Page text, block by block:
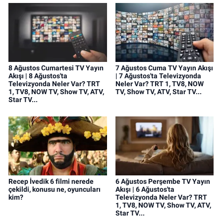
8 Ağustos Cumartesi TV Yayın
Akışı | 8 Ağustos'ta
Televizyonda Neler Var? TRT
1, TV8, NOW TV, Show TV, ATV,
Star TV...
7 Ağustos Cuma TV Yayın Akışı
| 7 Ağustos'ta Televizyonda
Neler Var? TRT 1, TV8, NOW
TV, Show TV, ATV, Star TV...
Recep İvedik 6 filmi nerede
çekildi, konusu ne, oyuncuları
kim?
6 Ağustos Perşembe TV Yayın
Akışı | 6 Ağustos'ta
Televizyonda Neler Var? TRT
1, TV8, NOW TV, Show TV, ATV,
Star TV...